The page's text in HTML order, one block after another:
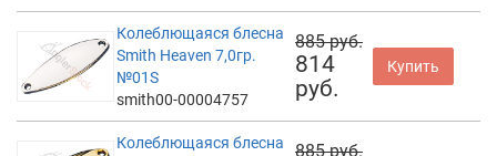
Колеблющаяся блесна
Smith Heaven 7,0гр.
№01S
smith00-00004757
885 руб.
814
руб.
Купить
Колеблющаяся блесна
885 руб.